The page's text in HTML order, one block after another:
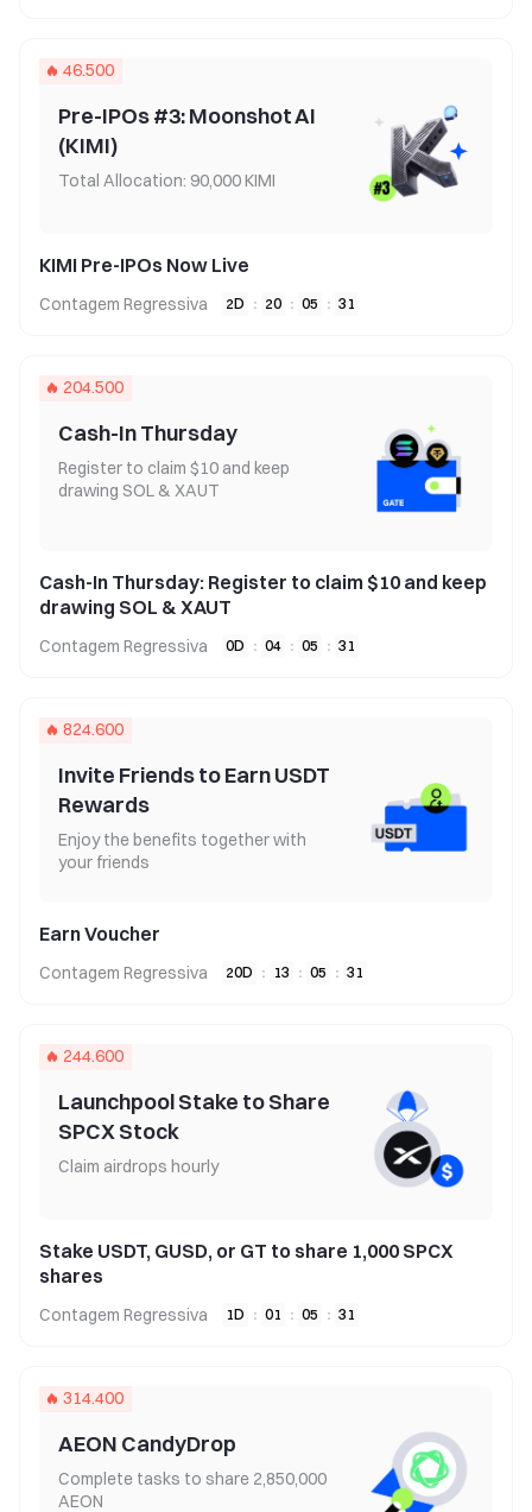
46.500
Pre-IPOs #3: Moonshot AI
(KIMI)
Total Allocation: 90,000 KIMI
KIMI Pre-IPOs Now Live
Contagem Regressiva 2D : 20 : 05 : 30
204.500
Cash-In Thursday
Register to claim $10 and keep
drawing SOL & XAUT
Cash-In Thursday: Register to claim $10 and keep
drawing SOL & XAUT
Contagem Regressiva 0D : 04 : 05 : 30
824.600
Invite Friends to Earn USDT
Rewards
Enjoy the benefits together with
your friends
Earn Voucher
Contagem Regressiva 20D : 13 : 05 : 30
244.600
Launchpool Stake to Share
SPCX Stock
Claim airdrops hourly
Stake USDT, GUSD, or GT to share 1,000 SPCX
shares
Contagem Regressiva 1D : 01 : 05 : 30
314.400
AEON CandyDrop
Complete tasks to share 2,850,000
AEON